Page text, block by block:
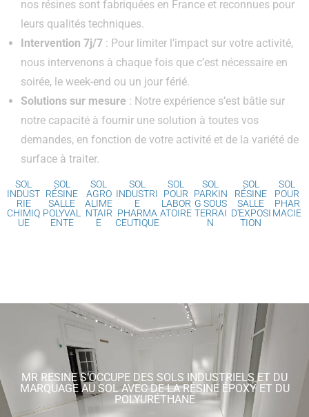
nos résines sont fabriquées en France et reconnues pour
leurs qualités techniques.
Intervention 7j/7 : Pour limiter l’impact sur votre activité,
nous intervenons à chaque fois que c’est nécessaire en
soirée, le week-end ou un jour férié.
Solutions sur mesure : Notre expérience s’est bâtie sur
notre capacité à fournir une solution à toutes vos
demandes, en fonction de votre activité et de la variété de
surface à traiter.
SOL
INDUST
RIE
CHIMIQ
UE
SOL
RÉSINE
SALLE
POLYVAL
ENTE
SOL
AGRO
ALIME
NTAIR
E
SOL
INDUSTRI
E
PHARMA
CEUTIQUE
SOL
POUR
LABOR
ATOIRE
SOL
PARKIN
G SOUS
TERRAI
N
SOL
RÉSINE
SALLE
D'EXPOSI
TION
SOL
POUR
PHAR
MACIE
MR RESINE S'OCCUPE DES SOLS INDUSTRIELS ET DU
MARQUAGE AU SOL AVEC DE LA RÉSINE ÉPOXY ET DU
POLYURÉTHANE